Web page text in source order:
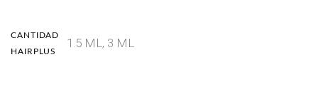
CANTIDAD
HAIRPLUS
1.5 ML, 3 ML